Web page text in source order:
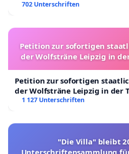
702 Unterschriften
Petition zur sofortigen
der Wolfsträne Leipzig in
Petition zur sofortigen
der Wolfsträne Leipzig in der
1 127 Unterschriften
"Die Villa" bleibt
Unterschriftensammlung